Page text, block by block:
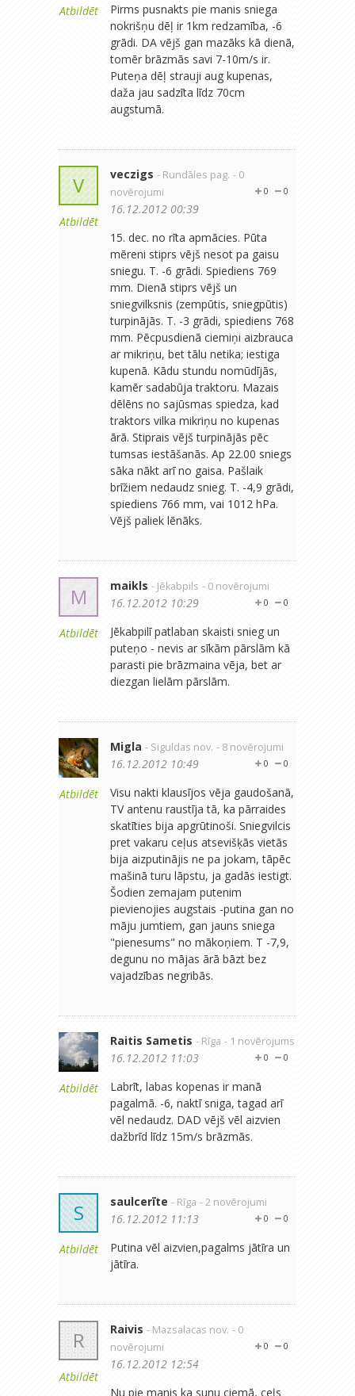
Atbildēt
Pirms pusnakts pie manis sniega
nokrišņu dēļ ir 1km redzamība, -6
grādi. DA vējš gan mazāks kā dienā,
tomēr brāzmās savi 7-10m/s ir.
Puteņa dēļ strauji aug kupenas,
daža jau sadzīta līdz 70cm
augstumā.
V
Atbildēt
veczigs - Rundāles pag. - 0
novērojumi
0
0
16.12.2012 00:39
15. dec. no rīta apmācies. Pūta
mēreni stiprs vējš nesot pa gaisu
sniegu. T. -6 grādi. Spiediens 769
mm. Dienā stiprs vējš un
sniegvilksnis (zempūtis, sniegpūtis)
turpinājās. T. -3 grādi, spiediens 768
mm. Pēcpusdienā ciemiņi aizbrauca
ar mikriņu, bet tālu netika; iestiga
kupenā. Kādu stundu nomūdījās,
kamēr sadabūja traktoru. Mazais
dēlēns no sajūsmas spiedza, kad
traktors vilka mikriņu no kupenas
ārā. Stiprais vējš turpinājās pēc
tumsas iestāšanās. Ap 22.00 sniegs
sāka nākt arī no gaisa. Pašlaik
brīžiem nedaudz snieg. T. -4,9 grādi,
spiediens 766 mm, vai 1012 hPa.
Vējš paliek lēnāks.
M
Atbildēt
maikls - Jēkabpils - 0 novērojumi
0
0
16.12.2012 10:29
Jēkabpilī patlaban skaisti snieg un
puteņo - nevis ar sīkām pārslām kā
parasti pie brāzmaina vēja, bet ar
diezgan lielām pārslām.
Atbildēt
Migla - Siguldas nov. - 8 novērojumi
0
0
16.12.2012 10:49
Visu nakti klausījos vēja gaudošanā,
TV antenu raustīja tā, ka pārraides
skatīties bija apgrūtinoši. Sniegvilcis
pret vakaru ceļus atsevišķās vietās
bija aizputinājis ne pa jokam, tāpēc
mašinā turu lāpstu, ja gadās iestigt.
Šodien zemajam putenim
pievienojies augstais -putina gan no
māju jumtiem, gan jauns sniega
"pienesums" no mākoņiem. T -7,9,
degunu no mājas ārā bāzt bez
vajadzības negribās.
Atbildēt
Raitis Sametis - Rīga - 1 novērojums
0
0
16.12.2012 11:03
Labrīt, labas kopenas ir manā
pagalmā. -6, naktī sniga, tagad arī
vēl nedaudz. DAD vējš vēl aizvien
dažbrīd līdz 15m/s brāzmās.
S
Atbildēt
saulcerīte - Rīga - 2 novērojumi
0
0
16.12.2012 11:13
Putina vēl aizvien,pagalms jātīra un
jātīra.
R
Atbildēt
Raivis - Mazsalacas nov. - 0
novērojumi
0
0
16.12.2012 12:54
Nu pie manis ka sunu ciemā, ceļs